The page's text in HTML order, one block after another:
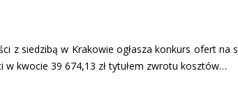
z siedzibą w Krakowie ogłasza konkurs ofert na
w kwocie 39 674,13 zł tytułem zwrotu kosztów…